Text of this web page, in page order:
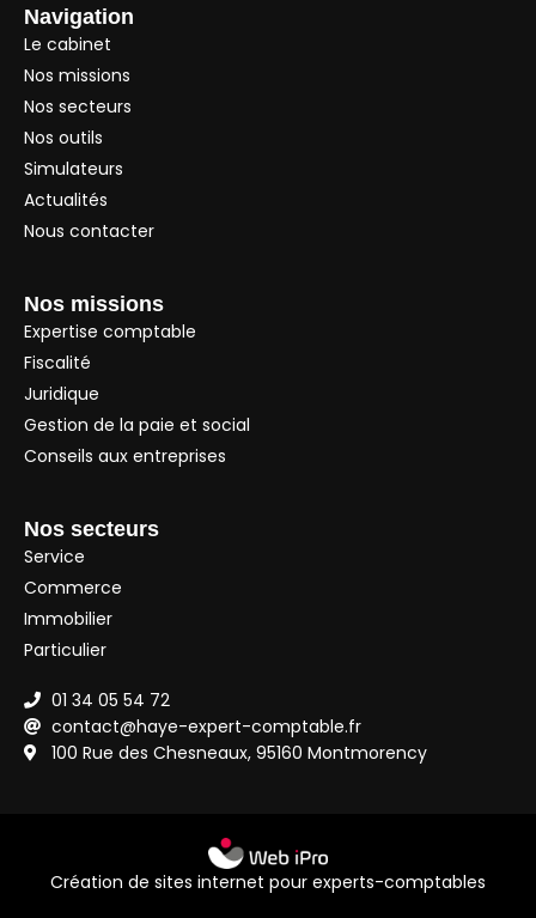
Navigation
Le cabinet
Nos missions
Nos secteurs
Nos outils
Simulateurs
Actualités
Nous contacter
Nos missions
Expertise comptable
Fiscalité
Juridique
Gestion de la paie et social
Conseils aux entreprises
Nos secteurs
Service
Commerce
Immobilier
Particulier
01 34 05 54 72
contact@haye-expert-comptable.fr
100 Rue des Chesneaux, 95160 Montmorency
Création de sites internet pour experts-comptables